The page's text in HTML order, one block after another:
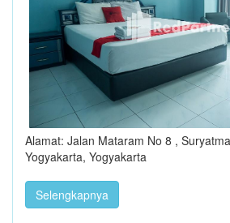
Alamat: Jalan Mataram No 8 ,
Yogyakarta, Yogyakarta
Selengkapnya